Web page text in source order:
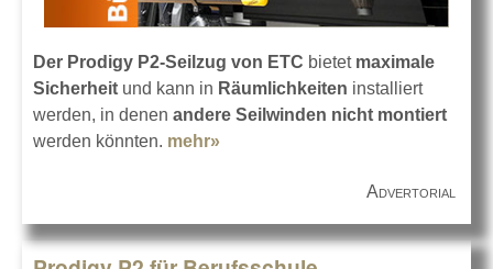
Der Prodigy P2-Seilzug von ETC bietet maximale
Sicherheit und kann in Räumlichkeiten installiert
werden, in denen andere Seilwinden nicht montiert
werden könnten. mehr»
Advertorial